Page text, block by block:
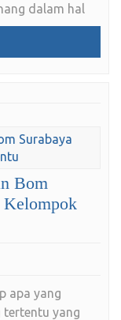
dalam hal
Bom
Kelompok
apa yang
tertentu yang